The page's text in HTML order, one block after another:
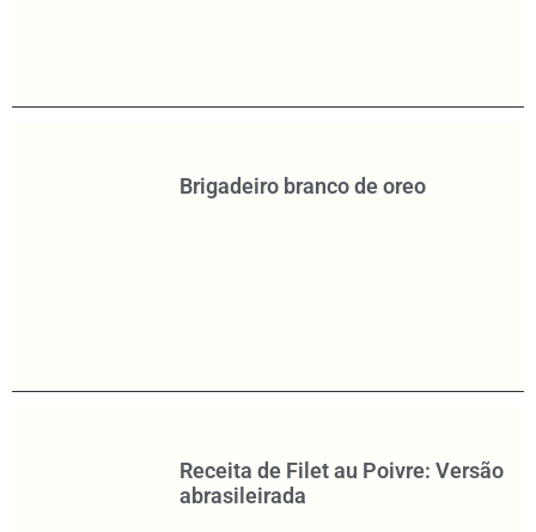
Brigadeiro branco de oreo
Receita de Filet au Poivre: Versão
abrasileirada